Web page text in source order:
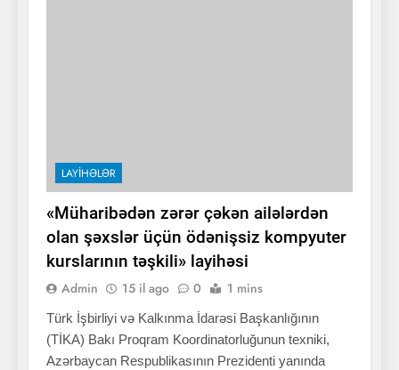
LAYIHƏLƏR
«Müharibədən zərər çəkən ailələrdən
olan şəxslər üçün ödənişsiz kompyuter
kurslarının təşkili» layihəsi
Admin 15 il ago 0 1 mins
Türk İşbirliyi və Kalkınma İdarəsi Başkanlığının
(TİKA) Bakı Proqram Koordinatorluğunun texniki,
Azərbaycan Respublikasının Prezidenti yanında